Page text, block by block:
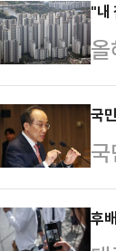
"내
국
후